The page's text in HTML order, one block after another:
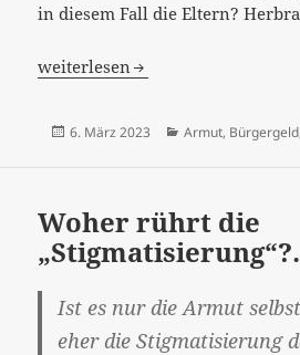
in diesem Fall die Eltern?
Vorurteilspflege…
weiterlesen
Veröffentlicht
6. März 2023 Kategorien
Armut, Bürgergeld,
Woher rührt die
Ist es nur die Armut
eher die Stigmatisierung